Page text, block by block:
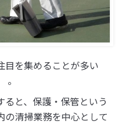
目を集めることが多い
。
と、保護・保管という
の清掃業務を中心として